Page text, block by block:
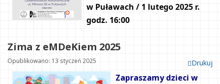
w Puławach / 1 lutego 2025 r.
godz. 16:00
Zima z eMDeKiem 2025
Drukuj
Opublikowano: 13 styczeń 2025
Zapraszamy dzieci w